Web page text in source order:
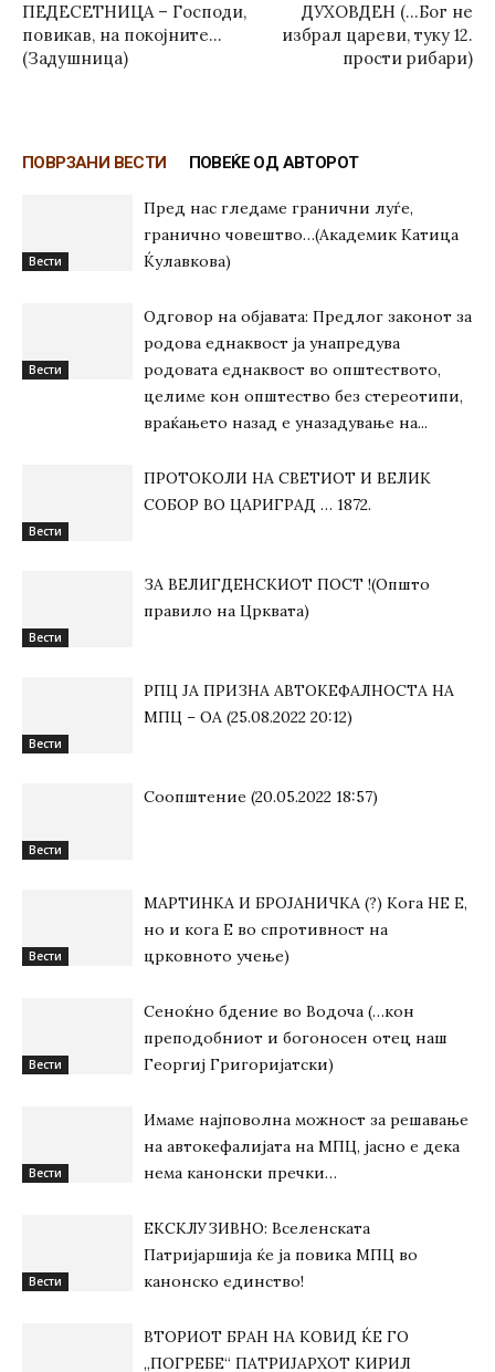
ПЕДЕСЕТНИЦА – Господи,
повикав, на покојните…
(Задушница)
ДУХОВДЕН (…Бог не
избрал цареви, туку 12.
прости рибари)
ПОВРЗАНИ ВЕСТИ ПОВЕЌЕ ОД АВТОРОТ
Вести
Пред нас гледаме гранични луѓе,
гранично човештво…(Академик Катица
Ќулавкова)
Вести
Одговор на објавата: Предлог законот за
родова еднаквост ја унапредува
родовата еднаквост во општеството,
целиме кон општество без стереотипи,
враќањето назад е уназадување на...
Вести
ПРОТОКОЛИ НА СВЕТИОТ И ВЕЛИК
СОБОР ВО ЦАРИГРАД … 1872.
Вести
ЗА ВЕЛИГДЕНСКИОТ ПОСТ !(Општо
правило на Црквата)
Вести
РПЦ ЈА ПРИЗНА АВТОКЕФАЛНОСТА НА
МПЦ – ОА (25.08.2022 20:12)
Вести
Соопштение (20.05.2022 18:57)
Вести
МАРТИНКА И БРОЈАНИЧКА (?) Кога НЕ Е,
но и кога Е во спротивност на
црковното учење)
Вести
Сеноќно бдение во Водоча (…кон
преподобниот и богоносен отец наш
Георгиј Григоријатски)
Вести
Имаме најповолна можност за решавање
на автокефалијата на МПЦ, јасно е дека
нема канонски пречки…
Вести
ЕКСКЛУЗИВНО: Вселенската
Патријаршија ќе ја повика МПЦ во
канонско единство!
ВТОРИОТ БРАН НА КОВИД ЌЕ ГО
„ПОГРЕБЕ“ ПАТРИЈАРХОТ КИРИЛ